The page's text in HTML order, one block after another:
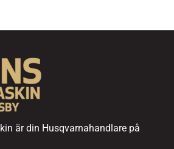
är din Husqvarnahandlare på